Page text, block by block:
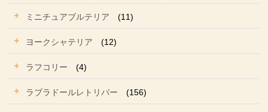
ミニチュアブルテリア (11)
ヨークシャテリア (12)
ラフコリー (4)
ラブラドールレトリバー (156)